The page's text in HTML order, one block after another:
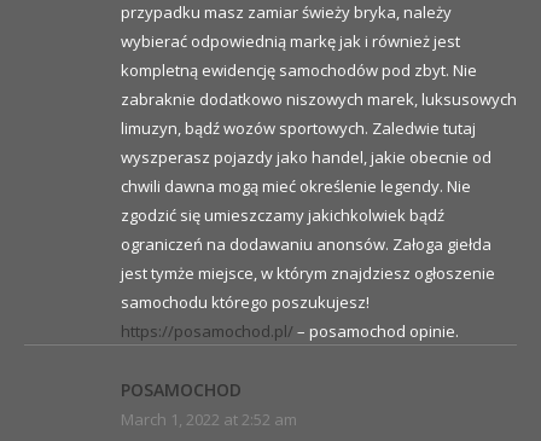
przypadku masz zamiar świeży bryka, należy
wybierać odpowiednią markę jak i również jest
kompletną ewidencję samochodów pod zbyt. Nie
zabraknie dodatkowo niszowych marek, luksusowych
limuzyn, bądź wozów sportowych. Zaledwie tutaj
wyszperasz pojazdy jako handel, jakie obecnie od
chwili dawna mogą mieć określenie legendy. Nie
zgodzić się umieszczamy jakichkolwiek bądź
ograniczeń na dodawaniu anonsów. Załoga giełda
jest tymże miejsce, w którym znajdziesz ogłoszenie
samochodu którego poszukujesz!
https://posamochod.pl/ – posamochod opinie.
POSAMOCHOD
March 1, 2022 at 2:52 am